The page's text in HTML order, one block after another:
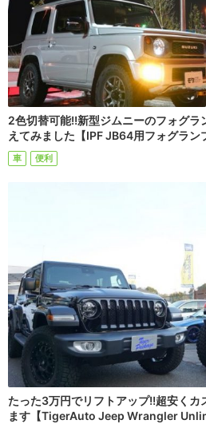
2色切替可能!!新型ジムニーのフォグラ
えてみました【IPF JB64用フォグラン
車 便利
たった3万円でリフトアップ!!超安くカ
ます【TigerAuto Jeep Wrangler